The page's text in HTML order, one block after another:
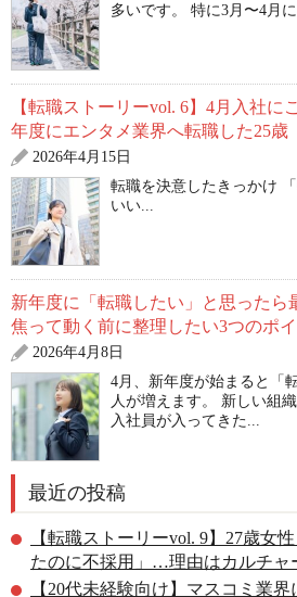
多いです。 特に3月〜4月
【転職ストーリーvol. 6】4月入社に
年度にエンタメ業界へ転職した25歳
2026年4月15日
転職を決意したきっかけ
いい...
新年度に「転職したい」と思ったら
焦って動く前に整理したい3つのポイ
2026年4月8日
4月、新年度が始まると「
人が増えます。 新しい組
入社員が入ってきた...
最近の投稿
【転職ストーリーvol. 9】27歳女
たのに不採用」…理由はカルチャ
【20代未経験向け】マスコミ業